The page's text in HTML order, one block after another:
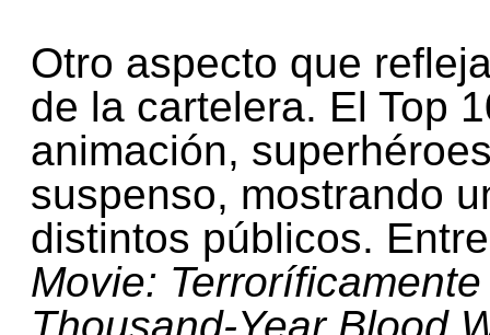
Otro aspecto que
de la cartelera. El Top
animación,
suspenso, mostrando
distintos públicos.
Movie:
Thousand-Year Blood